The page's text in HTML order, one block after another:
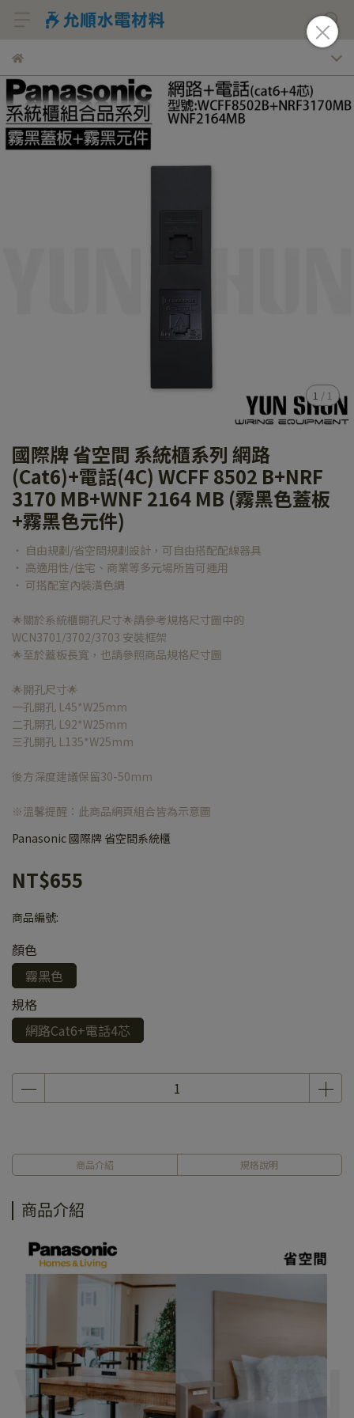
1 / 1
國際牌 省空間 系統櫃系列 網路
(Cat6)+電話(4C) WCFF 8502 B+NRF
3170 MB+WNF 2164 MB (霧黑色蓋板
+霧黑色元件)
‧ 自由規劃/省空間規劃設計，可自由搭配配線器具
‧ 高適用性/住宅、商業等多元場所皆可運用
‧ 可搭配室內裝潢色調
🌟關於系統櫃開孔尺寸🌟請參考規格尺寸圖中的
WCN3701/3702/3703 安裝框架
🌟至於蓋板長寬，也請參照商品規格尺寸圖
🌟開孔尺寸🌟
一孔開孔 L45*W25mm
二孔開孔 L92*W25mm
三孔開孔 L135*W25mm
後方深度建議保留30-50mm
※溫馨提醒：此商品網頁組合皆為示意圖
Panasonic 國際牌 省空間系統櫃
NT$655
商品編號:
顏色
霧黑色
規格
網路Cat6+電話4芯
商品介紹 規格說明
商品介紹